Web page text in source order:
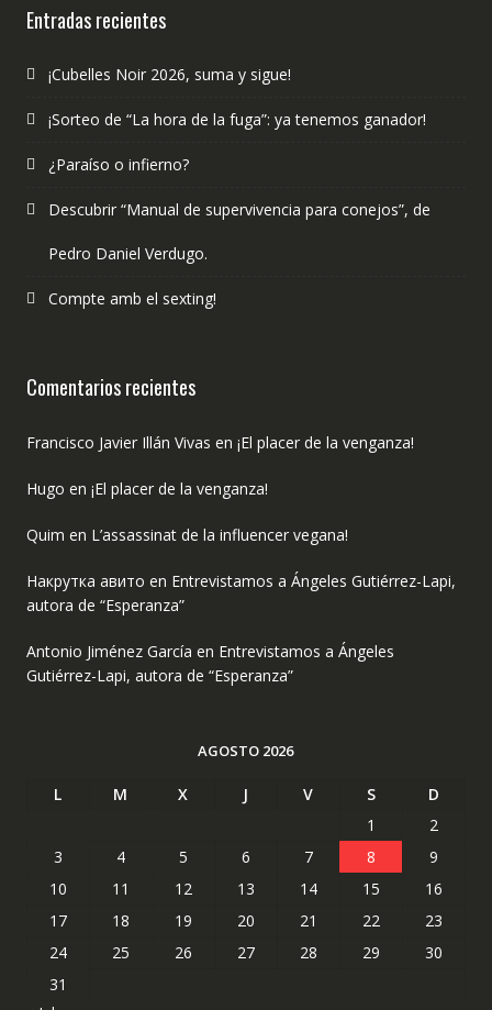
Entradas recientes
¡Cubelles Noir 2026, suma y sigue!
¡Sorteo de “La hora de la fuga”: ya tenemos ganador!
¿Paraíso o infierno?
Descubrir “Manual de supervivencia para conejos”, de
Pedro Daniel Verdugo.
Compte amb el sexting!
Comentarios recientes
Francisco Javier Illán Vivas en ¡El placer de la venganza!
Hugo en ¡El placer de la venganza!
Quim en L’assassinat de la influencer vegana!
Накрутка авито en Entrevistamos a Ángeles Gutiérrez-Lapi,
autora de “Esperanza”
Antonio Jiménez García en Entrevistamos a Ángeles
Gutiérrez-Lapi, autora de “Esperanza”
AGOSTO 2026
L M X J V S
D
1
2
3
4 5 6 7 8
9
10
11 12 13 14 15
16
17
18 19 20 21 22
23
24
25 26 27 28 29
30
31